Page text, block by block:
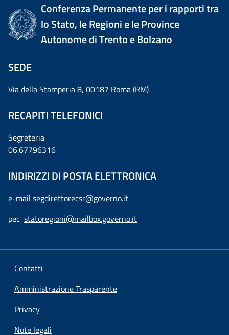
Conferenza Permanente per i rapporti tra
lo Stato, le Regioni e le Province
Autonome di Trento e Bolzano
SEDE
Via della Stamperia 8, 00187 Roma (RM)
RECAPITI TELEFONICI
Segreteria
06.67796316
INDIRIZZI DI POSTA ELETTRONICA
e-mail segdirettorecsr@governo.it
pec statoregioni@mailbox.governo.it
Contatti
Amministrazione Trasparente
Privacy
Note legali